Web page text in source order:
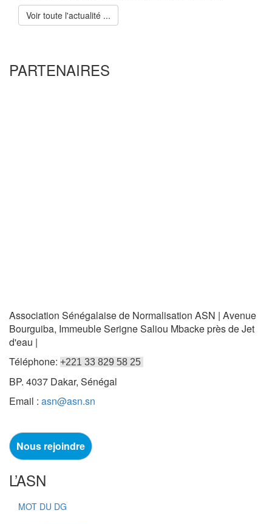
Voir toute l'actualité ...
PARTENAIRES
Association Sénégalaise de Normalisation ASN | Avenue
Bourguiba, Immeuble Serigne Saliou Mbacke près de Jet
d'eau |
Téléphone: +221 33 829 58 25
BP. 4037 Dakar, Sénégal
Email : asn@asn.sn
Nous rejoindre
L’ASN
MOT DU DG